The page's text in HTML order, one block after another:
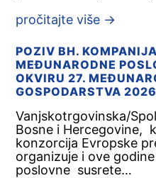
pročitajte više →
POZIV BH.
MEĐUNARODNE
OKVIRU 27.
GOSPODARSTVA 2026
Vanjskotrgovinska/
Bosne i Hercegovine,
konzorcija Evropske
organizuje i ove
poslovne susrete…